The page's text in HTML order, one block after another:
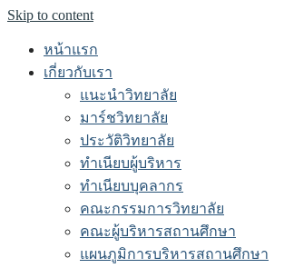
Skip to content
หน้าแรก
เกี่ยวกับเรา
แนะนำวิทยาลัย
มาร์ชวิทยาลัย
ประวัติวิทยาลัย
ทำเนียบผู้บริหาร
ทำเนียบบุคลากร
คณะกรรมการวิทยาลัย
คณะผู้บริหารสถานศึกษา
แผนภูมิการบริหารสถานศึกษา